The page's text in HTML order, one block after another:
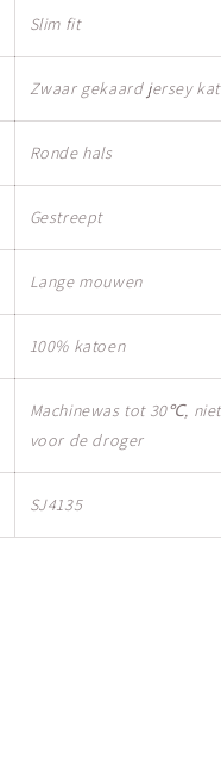
Slim fit
Zwaar gekaard jersey
Ronde hals
Gestreept
Lange mouwen
100% katoen
Machinewas tot 30℃,
voor de droger
SJ4135